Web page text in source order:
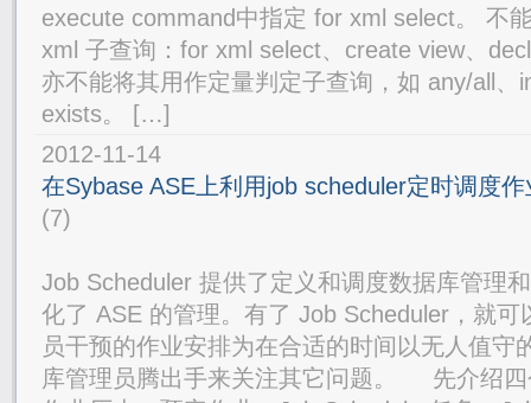
execute command中指定 for xml select。 不
xml 子查询：for xml select、create view、
亦不能将其用作定量判定子查询，如 any/all、
exists。 […]
2012-11-14
在Sybase ASE上利用job scheduler定时调度作
(7)
Job Scheduler 提供了定义和调度数据库管理
化了 ASE 的管理。有了 Job Scheduler，就
员干预的作业安排为在合适的时间以无人值守
库管理员腾出手来关注其它问题。 先介绍四